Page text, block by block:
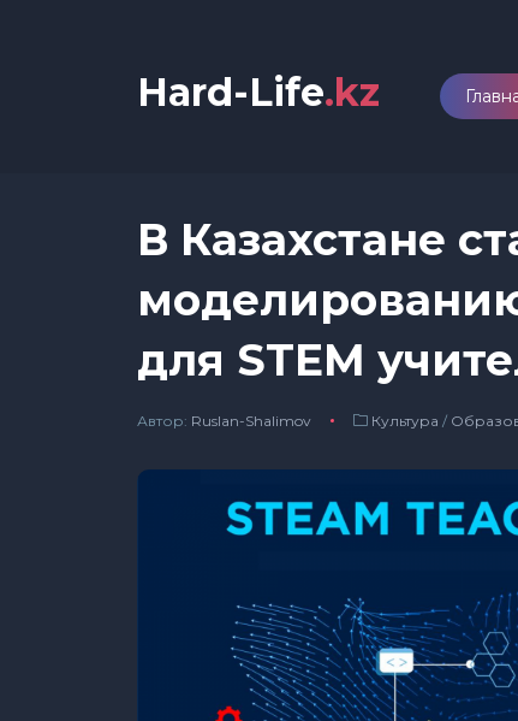
Hard-Life.kz
В Казахстане
для STEM
Автор: Ruslan-Shalimov Культура /